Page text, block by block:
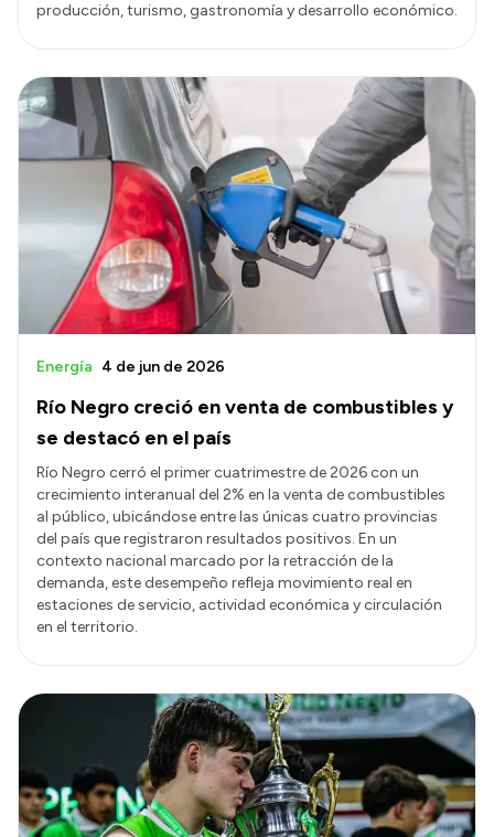
producción, turismo, gastronomía y desarrollo económico.
Río Negro creció en venta de combustibles y
se destacó en el país
Energía 4 de jun de 2026
Río Negro cerró el primer cuatrimestre de 2026 con un
crecimiento interanual del 2% en la venta de combustibles
al público, ubicándose entre las únicas cuatro provincias
del país que registraron resultados positivos. En un
contexto nacional marcado por la retracción de la
demanda, este desempeño refleja movimiento real en
estaciones de servicio, actividad económica y circulación
en el territorio.